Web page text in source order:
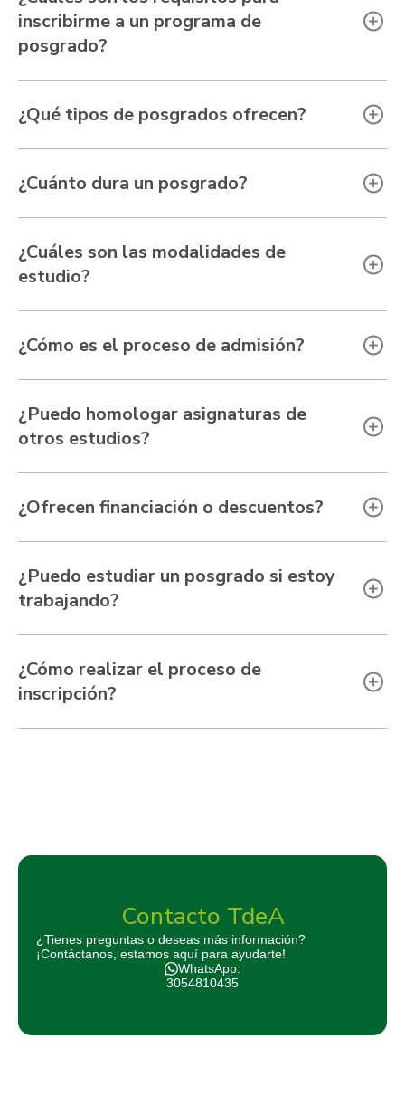
inscribirme a un programa de
posgrado?
¿Qué tipos de posgrados ofrecen?
¿Cuánto dura un posgrado?
¿Cuáles son las modalidades de
estudio?
¿Cómo es el proceso de admisión?
¿Puedo homologar asignaturas de
otros estudios?
¿Ofrecen financiación o descuentos?
¿Puedo estudiar un posgrado si estoy
trabajando?
¿Cómo realizar el proceso de
inscripción?
Contacto TdeA
¿Tienes preguntas o deseas más información?
¡Contáctanos, estamos aquí para ayudarte!
WhatsApp:
3054810435